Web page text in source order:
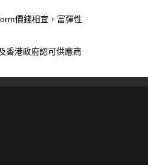
價錢相宜，富彈性
香港政府認可供應商